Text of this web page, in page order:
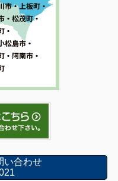
い合わせ